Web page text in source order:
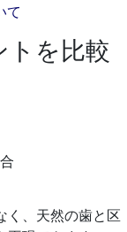
て
トを比較
く、天然の歯と区